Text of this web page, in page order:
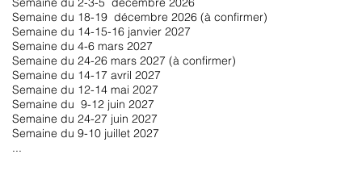
Semaine du 18-19 décembre 2026 (à confirmer)
Semaine du 14-15-16 janvier 2027
Semaine du 4-6 mars 2027
Semaine du 24-26 mars 2027 (à confirmer)
Semaine du 14-17 avril 2027
Semaine du 12-14 mai 2027
Semaine du 9-12 juin 2027
Semaine du 24-27 juin 2027
Semaine du 9-10 juillet 2027
...